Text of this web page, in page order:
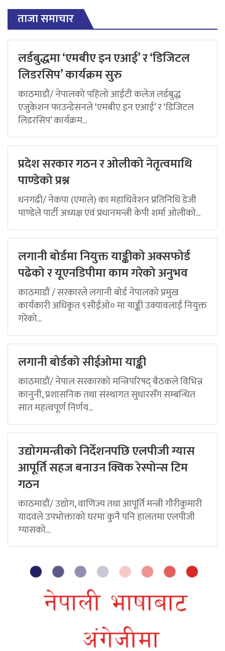
ताजा समाचार
लर्डबुद्धमा ‘एमबीए इन एआई’ र ‘डिजिटल
लिडरसिप’ कार्यक्रम सुरु
काठमाडौं/ नेपालको पहिलो आईटी कलेज लर्डबुद्ध
एजुकेशन फाउन्डेसनले ‘एमबीए इन एआई’ र ‘डिजिटल
लिडरसिप’ कार्यक्रम...
प्रदेश सरकार गठन र ओलीको नेतृत्वमाथि
पाण्डेको प्रश्न
धनगढी/ नेकपा (एमाले) का महाधिवेशन प्रतिनिधि डेजी
पाण्डेले पार्टी अध्यक्ष एवं प्रधानमन्त्री केपी शर्मा ओलीको...
लगानी बोर्डमा नियुक्त याङ्कीको अक्सफोर्ड
पढेको र यूएनडिपीमा काम गरेको अनुभव
काठमाडौं / सरकारले लगानी बोर्ड नेपालको प्रमुख
कार्यकारी अधिकृत ९सीईओ० मा याङ्की उक्यावलाई नियुक्त
गरेको...
लगानी बोर्डको सीईओमा याङ्की
काठमाडौं/ नेपाल सरकारको मन्त्रिपरिषद् बैठकले विभिन्न
कानुनी, प्रशासनिक तथा संस्थागत सुधारसँग सम्बन्धित
सात महत्वपूर्ण निर्णय...
उद्योगमन्त्रीको निर्देशनपछि एलपीजी ग्यास
आपूर्ति सहज बनाउन क्विक रेस्पोन्स टिम
गठन
काठमाडौं/ उद्योग, वाणिज्य तथा आपूर्ति मन्त्री गौरीकुमारी
यादवले उपभोक्ताको घरमा कुनै पनि हालतमा एलपीजी
ग्यासको...